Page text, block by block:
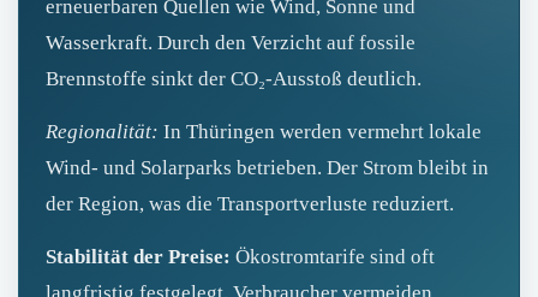
erneuerbaren Quellen wie Wind, Sonne und
Wasserkraft. Durch den Verzicht auf fossile
Brennstoffe sinkt der CO₂-Ausstoß deutlich.
Regionalität: In Thüringen werden vermehrt lokale
Wind- und Solarparks betrieben. Der Strom bleibt in
der Region, was die Transportverluste reduziert.
Stabilität der Preise: Ökostromtarife sind oft